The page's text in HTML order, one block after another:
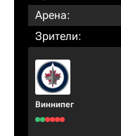
Арена:
Зрители:
Виннипег